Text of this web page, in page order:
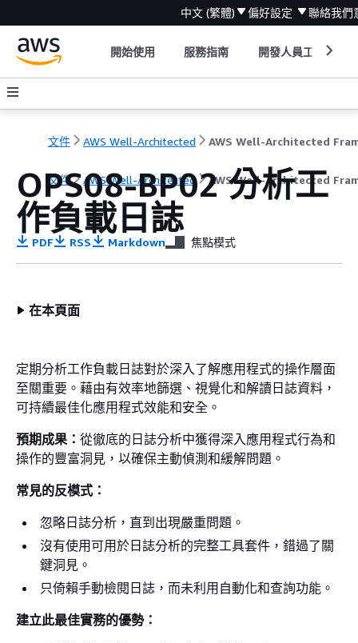
中文 (繁體) 偏好設定 聯絡我們
開始使用 服務指南 開發人員工具
文件 AWS Well-Architected
文件 AWS Well-Architected AWS Well-Architected
OPS08-BP02 分析工
作負載日誌
PDF RSS Markdown 焦點模式
在本頁面
定期分析工作負載日誌對於深入了解應用程式的操作層面
至關重要。藉由有效率地篩選、視覺化和解讀日誌資料，
可持續最佳化應用程式效能和安全。
預期成果： 從徹底的日誌分析中獲得深入應用程式行為和
操作的豐富洞見，以確保主動偵測和緩解問題。
常見的反模式：
忽略日誌分析，直到出現嚴重問題。
沒有使用可用於日誌分析的完整工具套件，錯過了關
鍵洞見。
只倚賴手動檢閱日誌，而未利用自動化和查詢功能。
建立此最佳實務的優勢：